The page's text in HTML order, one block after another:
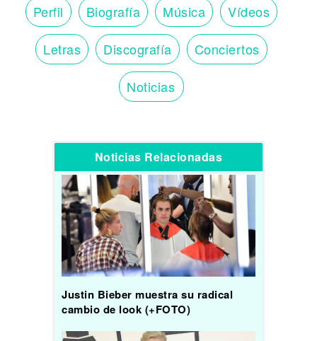
Perfil Biografía Música Vídeos
Letras Discografía Conciertos
Noticias
Noticias Relacionadas
Justin Bieber muestra su radical
cambio de look (+FOTO)